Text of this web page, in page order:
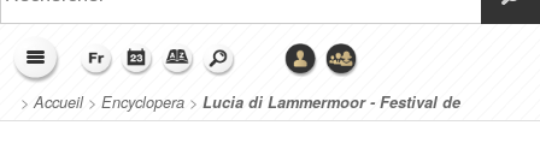
>Accueil> Encyclopera > Lucia di Lammermoor - Festival de
Salzbourg (2022)